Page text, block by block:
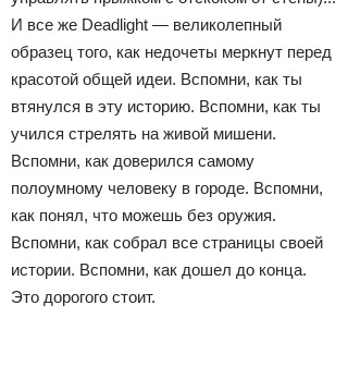
И все же Deadlight — великолепный
образец того, как недочеты меркнут перед
красотой общей идеи. Вспомни, как ты
втянулся в эту историю. Вспомни, как ты
учился стрелять на живой мишени.
Вспомни, как доверился самому
полоумному человеку в городе. Вспомни,
как понял, что можешь без оружия.
Вспомни, как собрал все страницы своей
истории. Вспомни, как дошел до конца.
Это дорогого стоит.